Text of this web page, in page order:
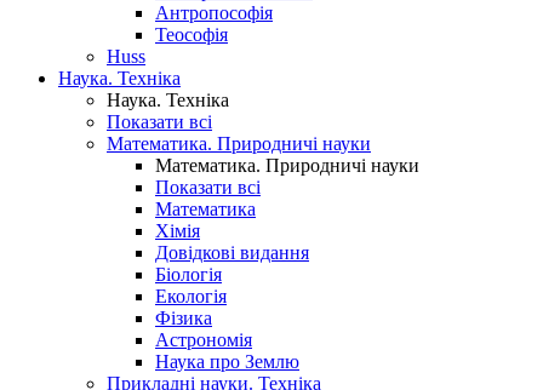
Антропософія
Теософія
Huss
Наука. Техніка
Наука. Техніка
Показати всі
Математика. Природничі науки
Математика. Природничі науки
Показати всі
Математика
Хімія
Довідкові видання
Біологія
Екологія
Фізика
Астрономія
Наука про Землю
Прикладні науки. Техніка